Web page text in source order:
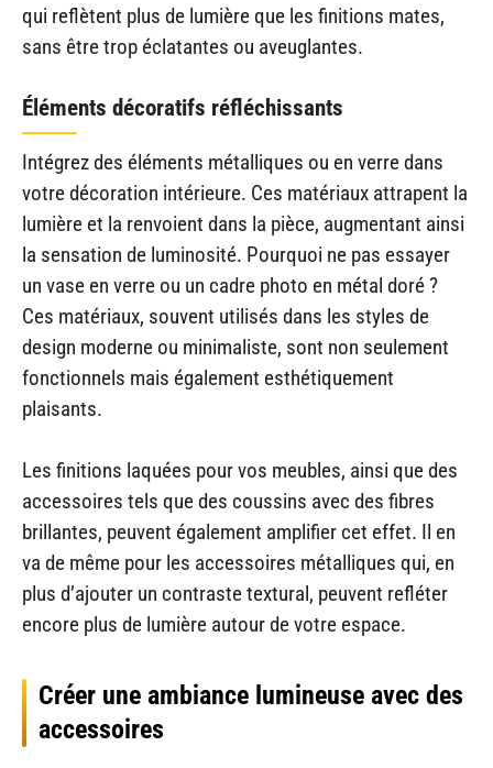
qui reflètent plus de lumière que les finitions mates,
sans être trop éclatantes ou aveuglantes.
Éléments décoratifs réfléchissants
Intégrez des éléments métalliques ou en verre dans
votre décoration intérieure. Ces matériaux attrapent la
lumière et la renvoient dans la pièce, augmentant ainsi
la sensation de luminosité. Pourquoi ne pas essayer
un vase en verre ou un cadre photo en métal doré ?
Ces matériaux, souvent utilisés dans les styles de
design moderne ou minimaliste, sont non seulement
fonctionnels mais également esthétiquement
plaisants.
Les finitions laquées pour vos meubles, ainsi que des
accessoires tels que des coussins avec des fibres
brillantes, peuvent également amplifier cet effet. Il en
va de même pour les accessoires métalliques qui, en
plus d’ajouter un contraste textural, peuvent refléter
encore plus de lumière autour de votre espace.
Créer une ambiance lumineuse avec des
accessoires